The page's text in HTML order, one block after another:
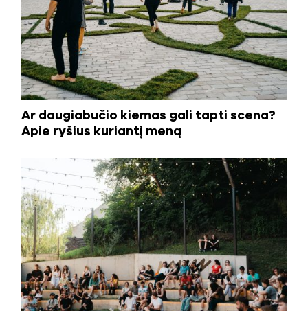
Ar daugiabučio kiemas gali tapti scena?
Apie ryšius kuriantį meną